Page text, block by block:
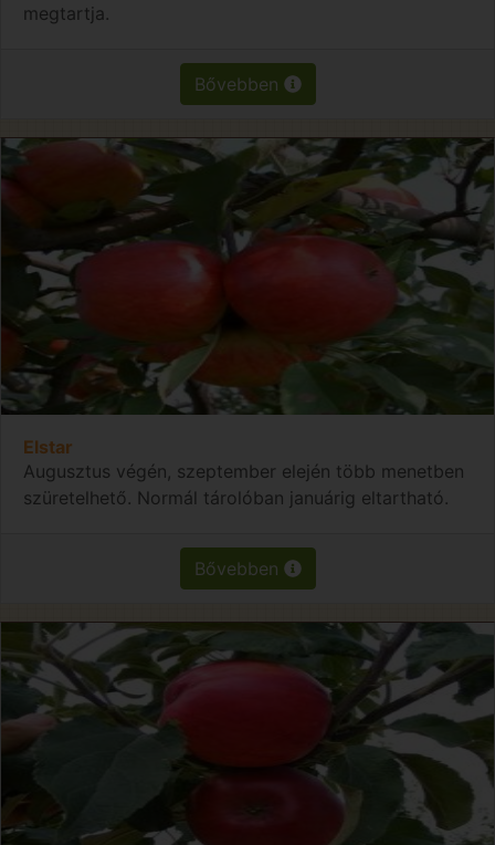
megtartja.
Bővebben
Elstar
Augusztus végén, szeptember elején több menetben
szüretelhető. Normál tárolóban januárig eltartható.
Bővebben